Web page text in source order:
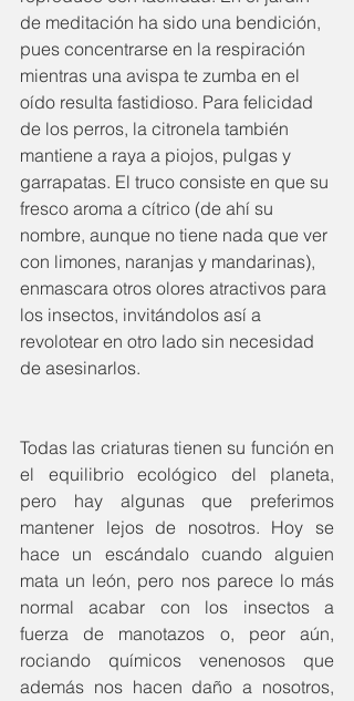
de meditación ha sido una bendición,
pues concentrarse en la respiración
mientras una avispa te zumba en el
oído resulta fastidioso. Para felicidad
de los perros, la citronela también
mantiene a raya a piojos, pulgas y
garrapatas. El truco consiste en que su
fresco aroma a cítrico (de ahí su
nombre, aunque no tiene nada que ver
con limones, naranjas y mandarinas),
enmascara otros olores atractivos para
los insectos, invitándolos así a
revolotear en otro lado sin necesidad
de asesinarlos.
Todas las criaturas tienen su función en
el equilibrio ecológico del planeta,
pero hay algunas que preferimos
mantener lejos de nosotros. Hoy se
hace un escándalo cuando alguien
mata un león, pero nos parece lo más
normal acabar con los insectos a
fuerza de manotazos o, peor aún,
rociando químicos venenosos que
además nos hacen daño a nosotros,